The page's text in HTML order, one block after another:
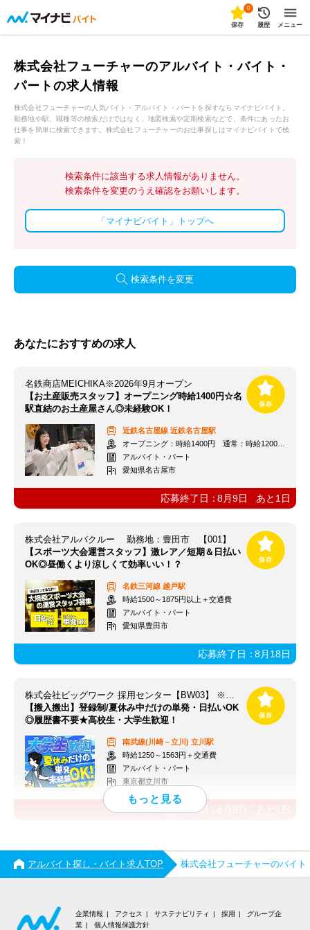
0
保存 履歴 メニュー
株式会社フューチャーのアルバイト・バイト・
パートの求人情報
株式会社フューチャーの人気バイト・アルバイト・パートを探すならマイナビバイト。
勤務地や駅、職種等の検索だけではなく、地図検索や定期検索などで、条件にあったお
仕事を簡単に検索できます。株式会社フューチャーのお仕事探しはマイナビバイトで検
索！
検索条件に該当する求人情報がありません。
検索条件を変更のうえ確認をお願いします。
「マイナビバイト」トップへ
検索条件を変更
あなたにおすすめの求人
名鉄商店MEICHIKA※2026年9月オープン
【お土産販売スタッフ】オープニング時給1400円☆名
駅直結のお土産屋さん◎未経験OK！
近鉄名古屋線 近鉄名古屋駅
オープニング：時給1400円 通常：時給1200円～＋交通費全額支給
アルバイト・パート
愛知県名古屋市
応募終了日：8月9日 あと 1 日
株式会社アルバクルー 勤務地：豊田市 【001】
【スポーツ大会運営スタッフ】激レア／短期＆日払い
OK◎昼働くより涼しくて効率いい！？
名鉄三河線 越戸駅
時給1500～1875円以上＋交通費
アルバイト・パート
愛知県豊田市
応募終了日：8月18日
株式会社ビッグワーク 採用センター【BW03】 ※立川エリア
【搬入搬出】登録制/夏休み中だけの単発・日払いOK
◎履歴書不要★高校生・大学生歓迎！
南武線(川崎－立川) 立川駅
時給1250～1563円＋交通費
アルバイト・パート
東京都立川市
応募終了日：
アルバイト探し・バイト求人TOP 株式会社フューチャーのバイト
企業情報 アクセス サステナビリティ 採用
グループ企
業
個人情報保護方針